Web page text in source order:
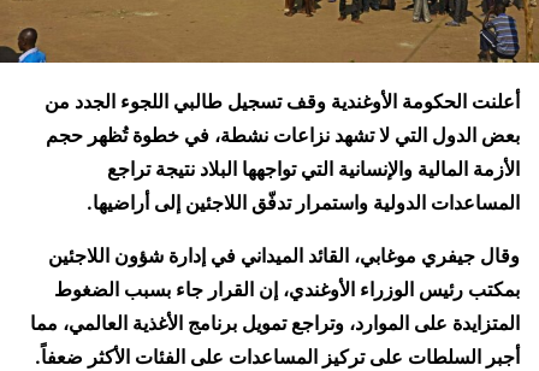
أعلنت الحكومة الأوغندية وقف تسجيل طالبي اللجوء الجدد من
بعض الدول التي لا تشهد نزاعات نشطة، في خطوة تُظهر حجم
الأزمة المالية والإنسانية التي تواجهها البلاد نتيجة تراجع
المساعدات الدولية واستمرار تدفّق اللاجئين إلى أراضيها.
وقال جيفري موغابي، القائد الميداني في إدارة شؤون اللاجئين
بمكتب رئيس الوزراء الأوغندي، إن القرار جاء بسبب الضغوط
المتزايدة على الموارد، وتراجع تمويل برنامج الأغذية العالمي، مما
أجبر السلطات على تركيز المساعدات على الفئات الأكثر ضعفاً.